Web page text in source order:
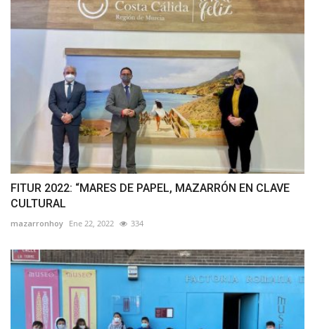
FITUR 2022: “MARES DE PAPEL, MAZARRÓN EN CLAVE
CULTURAL
mazarronhoy Ene 22, 2022 334